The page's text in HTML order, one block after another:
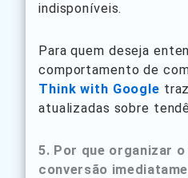
indisponíveis.
Para quem deseja
comportamento de
Think with Google
atualizadas sobre
5. Por que organizar
conversão